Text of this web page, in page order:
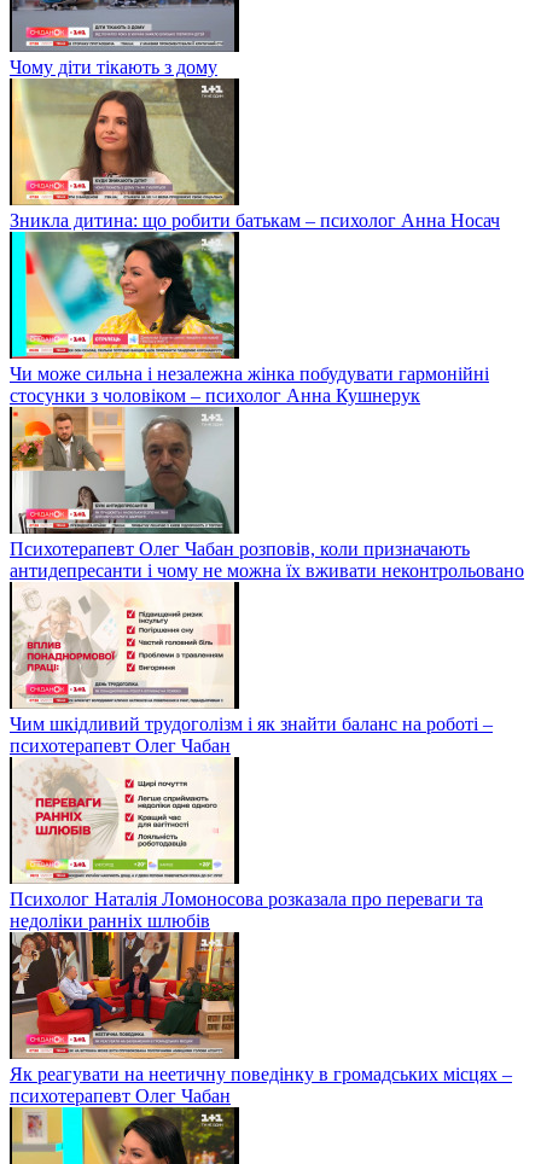
Чому діти тікають з дому
Зникла дитина: що робити батькам – психолог Анна Носач
Чи може сильна і незалежна жінка побудувати гармонійні
стосунки з чоловіком – психолог Анна Кушнерук
Психотерапевт Олег Чабан розповів, коли призначають
антидепресанти і чому не можна їх вживати неконтрольовано
Чим шкідливий трудоголізм і як знайти баланс на роботі –
психотерапевт Олег Чабан
Психолог Наталія Ломоносова розказала про переваги та
недоліки ранніх шлюбів
Як реагувати на неетичну поведінку в громадських місцях –
психотерапевт Олег Чабан